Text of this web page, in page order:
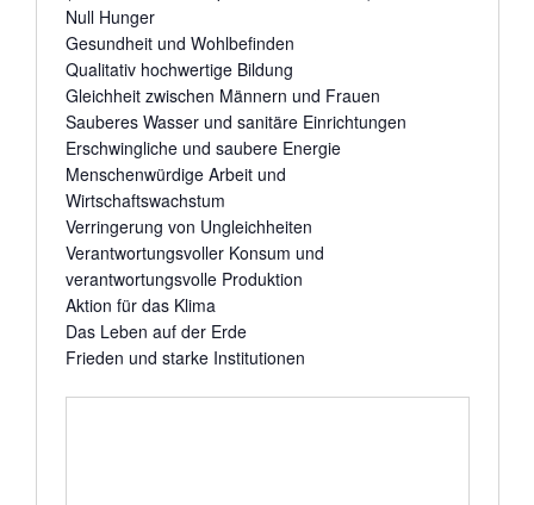
Null Hunger
Gesundheit und Wohlbefinden
Qualitativ hochwertige Bildung
Gleichheit zwischen Männern und Frauen
Sauberes Wasser und sanitäre Einrichtungen
Erschwingliche und saubere Energie
Menschenwürdige Arbeit und
Wirtschaftswachstum
Verringerung von Ungleichheiten
Verantwortungsvoller Konsum und
verantwortungsvolle Produktion
Aktion für das Klima
Das Leben auf der Erde
Frieden und starke Institutionen